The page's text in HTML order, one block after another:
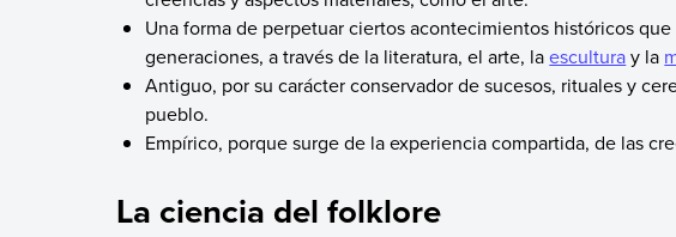
Una forma de perpetuar ciertos acontecimientos históricos
generaciones, a través de la literatura, el arte, laesculturay la
Antiguo, por su carácter conservador de sucesos, rituales y
pueblo.
Empírico, porque surge de la experiencia compartida, de las
La ciencia del folklore